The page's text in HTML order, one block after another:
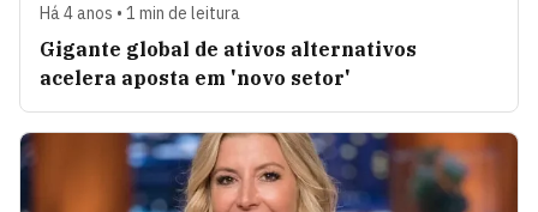
Há 4 anos • 1 min de leitura
Gigante global de ativos alternativos
acelera aposta em 'novo setor'